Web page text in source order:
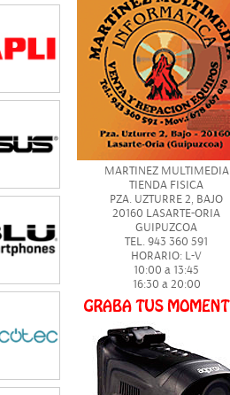
MARTINEZ MULTIMEDIA
TIENDA FISICA
PZA. UZTURRE 2, BAJO
20160 LASARTE-ORIA
GUIPUZCOA
TEL. 943 360 591
HORARIO: L-V
10:00 a 13:45
16:30 a 20:00